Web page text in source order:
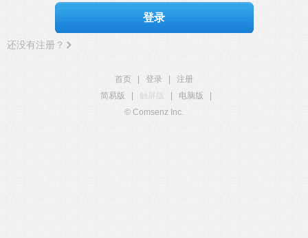
登录
还没有注册？
首页 登录
注册
简易版
触屏版 电脑版
© Comsenz Inc.